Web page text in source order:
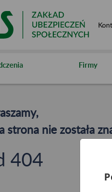
Firmy
strona nie została
404